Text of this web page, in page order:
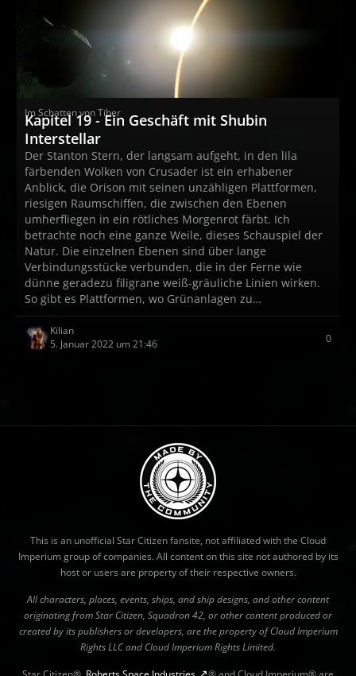
Im Schatten von Tiber
Kapitel 19 - Ein Geschäft mit Shubin
Interstellar
Der Stanton Stern, der langsam aufgeht, in den lila
färbenden Wolken von Crusader ist ein erhabener
Anblick, die Orison mit seinen unzähligen Plattformen,
riesigen Raumschiffen, die zwischen den Ebenen
umherfliegen in ein rötliches Morgenrot färbt. Ich
betrachte noch eine ganze Weile, dieses Schauspiel der
Natur. Die einzelnen Ebenen sind über lange
Verbindungsstücke verbunden, die in der Ferne wie
dünne geradezu filigrane weiß-gräuliche Linien wirken.
So gibt es Plattformen, wo Grünanlagen zu…
Kilian
5. Januar 2022 um 21:46
0
This is an unofficial Star Citizen fansite, not affiliated with the Cloud
Imperium group of companies. All content on this site not authored by its
host or users are property of their respective owners.
All characters, places, events, ships, and ship designs, and other content
originating from Star Citizen, Squadron 42, or other content produced or
created by its publishers or developers, are the property of Cloud Imperium
Rights LLC and Cloud Imperium Rights Limited.